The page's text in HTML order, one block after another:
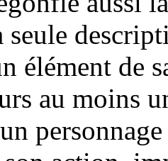
seule
élément de
au moins